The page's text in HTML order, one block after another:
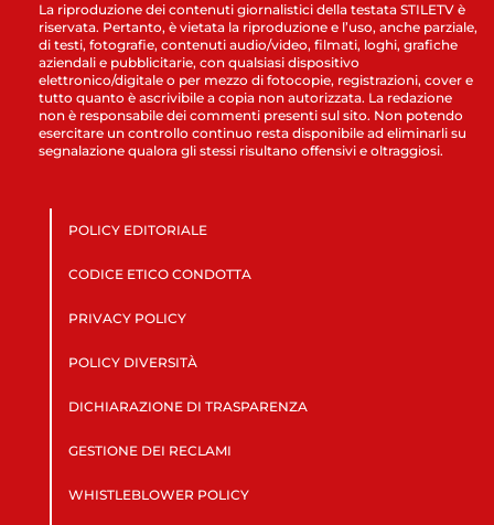
La riproduzione dei contenuti giornalistici della testata STILETV è
riservata. Pertanto, è vietata la riproduzione e l’uso, anche parziale,
di testi, fotografie, contenuti audio/video, filmati, loghi, grafiche
aziendali e pubblicitarie, con qualsiasi dispositivo
elettronico/digitale o per mezzo di fotocopie, registrazioni, cover e
tutto quanto è ascrivibile a copia non autorizzata. La redazione
non è responsabile dei commenti presenti sul sito. Non potendo
esercitare un controllo continuo resta disponibile ad eliminarli su
segnalazione qualora gli stessi risultano offensivi e oltraggiosi.
POLICY EDITORIALE
CODICE ETICO CONDOTTA
PRIVACY POLICY
POLICY DIVERSITÀ
DICHIARAZIONE DI TRASPARENZA
GESTIONE DEI RECLAMI
WHISTLEBLOWER POLICY